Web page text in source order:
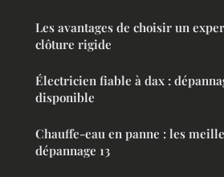
Les avantages de choisir un
clôture rigide
Électricien fiable à dax :
disponible
Chauffe-eau en panne : les
dépannage 13